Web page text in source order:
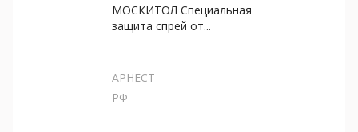
МОСКИТОЛ Специальная
защита спрей от...
АРНЕСТ
РФ